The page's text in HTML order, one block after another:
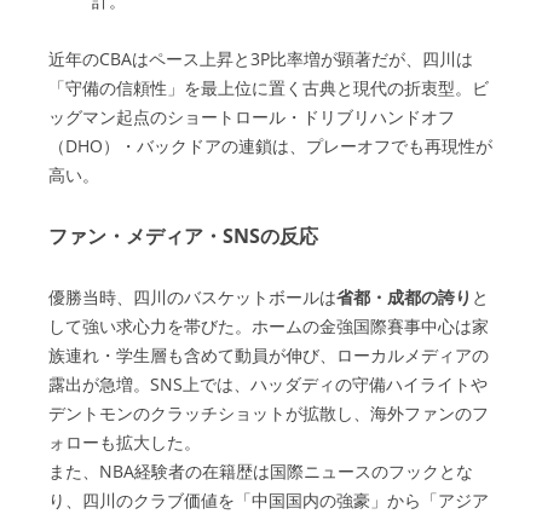
近年のCBAはペース上昇と3P比率増が顕著だが、四川は
「守備の信頼性」を最上位に置く古典と現代の折衷型。ビ
ッグマン起点のショートロール・ドリブリハンドオフ
（DHO）・バックドアの連鎖は、プレーオフでも再現性が
高い。
ファン・メディア・SNSの反応
優勝当時、四川のバスケットボールは省都・成都の誇り と
して強い求心力を帯びた。ホームの金強国際賽事中心は家
族連れ・学生層も含めて動員が伸び、ローカルメディアの
露出が急増。SNS上では、ハッダディの守備ハイライトや
デントモンのクラッチショットが拡散し、海外ファンのフ
ォローも拡大した。
また、NBA経験者の在籍歴は国際ニュースのフックとな
り、四川のクラブ価値を「中国国内の強豪」から「アジア